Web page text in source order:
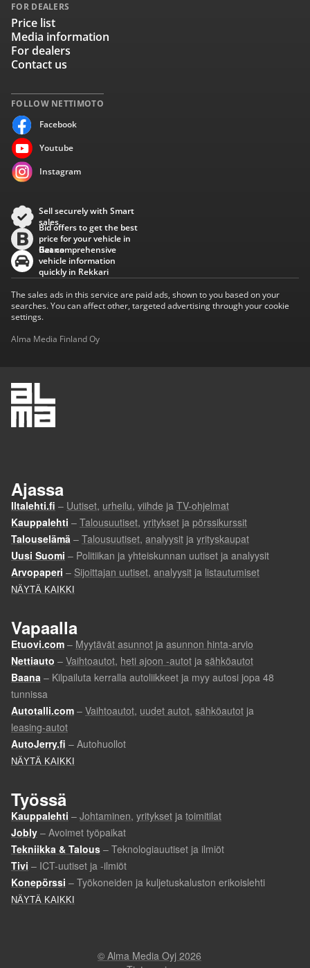
FOLLOW NETTIMOTO
Facebook
Youtube
Instagram
FOR DEALERS
Price list
Media information
For dealers
Contact us
Sell securely with Smart
sales
Bid offers to get the best
price for your vehicle in
Baana
Get comprehensive
vehicle information
quickly in Rekkari
The sales ads in this service are paid ads, shown to you based on your
searches. You can affect other, targeted advertising through your cookie
settings.
Alma Media Finland Oy